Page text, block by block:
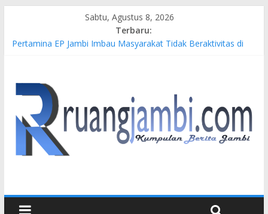
Sabtu, Agustus 8, 2026
Terbaru:
Pertamina EP Jambi Imbau Masyarakat Tidak Beraktivitas di
Didampingi Pengacara Chris Januardi
Hj. Hesti Haris Dorong Lahirnya Wirausaha Muda Melalui
Pelatihan Batik Kontemporer PKW
Siap Dukung Kegiatan Hulu Migas, Kapolda Jambi Kunjungi
FSO 115
Gubernur Al Haris Buka Turnamen Tenis Antar Alumni